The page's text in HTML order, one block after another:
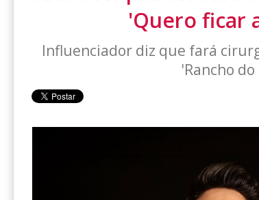
'Quero ficar
Influenciador diz que fará
'Rancho